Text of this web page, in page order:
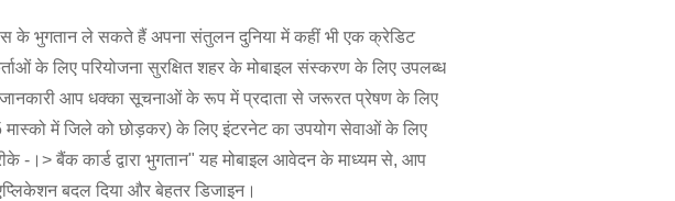
के भुगतान ले सकते हैं अपना संतुलन दुनिया में कहीं भी एक क्रेडिट
के लिए परियोजना सुरक्षित शहर के मोबाइल संस्करण के लिए उपलब्ध
आप धक्का सूचनाओं के रूप में प्रदाता से जरूरत प्रेषण के लिए
मास्को में जिले को छोड़कर) के लिए इंटरनेट का उपयोग सेवाओं के लिए
-।> बैंक कार्ड द्वारा भुगतान" यह मोबाइल आवेदन के माध्यम से, आप
बदल दिया और बेहतर डिजाइन।